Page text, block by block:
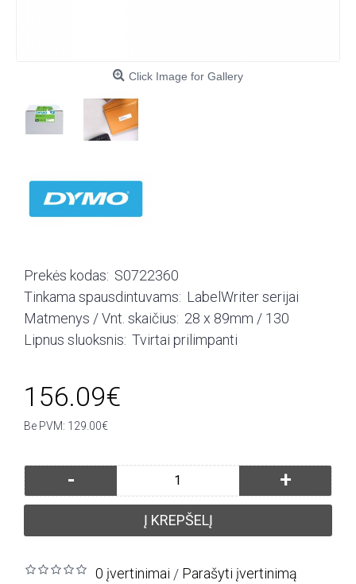
Click Image for Gallery
Prekės kodas: S0722360
Tinkama spausdintuvams: LabelWriter serijai
Matmenys / Vnt. skaičius: 28 x 89mm / 130
Lipnus sluoksnis: Tvirtai prilimpanti
156.09€
Be PVM: 129.00€
- +
Į KREPŠELĮ
0 įvertinimai / Parašyti įvertinimą